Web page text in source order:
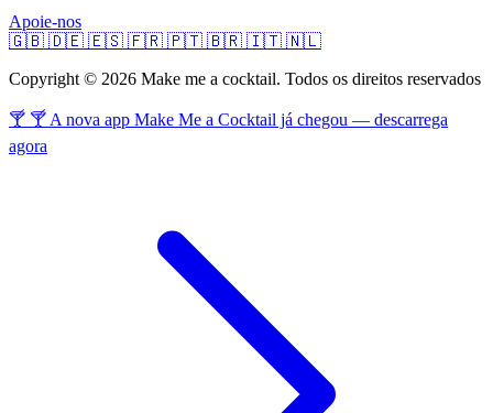
Apoie-nos
🇬🇧 🇩🇪 🇪🇸 🇫🇷 🇵🇹 🇧🇷 🇮🇹 🇳🇱
Copyright © 2026 Make me a cocktail. Todos os direitos reservados
🍸 🍸 A nova app Make Me a Cocktail já chegou — descarrega
agora